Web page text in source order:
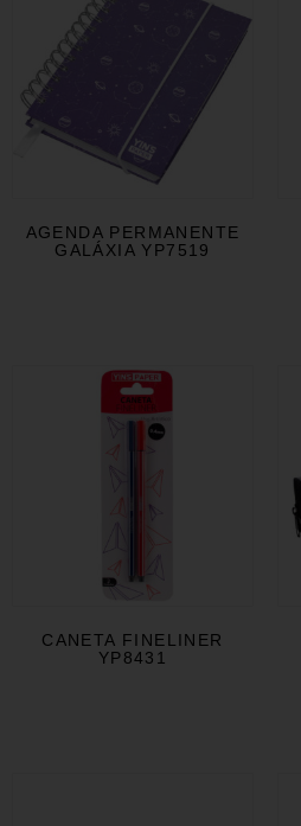
AGENDA PERMANENTE
GALÁXIA YP7519
CANETA FINELINER
YP8431